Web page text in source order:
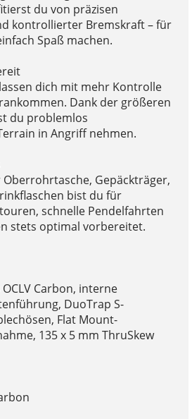
du von präzisen
kontrollierter Bremskraft – für
Spaß machen.
dich mit mehr Kontrolle
Dank der größeren
du problemlos
in Angriff nehmen.
Gepäckträger,
bist du für
schnelle Pendelfahrten
stets optimal vorbereitet.
Carbon, interne
DuoTrap S-
Flat Mount-
135 x 5 mm ThruSkew